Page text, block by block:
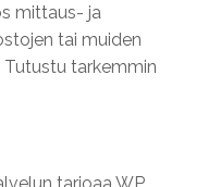
mittaus- ja
tai muiden
tarkemmin